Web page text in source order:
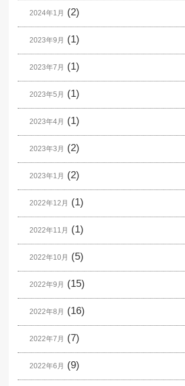
2024年1月 (2)
2023年9月 (1)
2023年7月 (1)
2023年5月 (1)
2023年4月 (1)
2023年3月 (2)
2023年1月 (2)
2022年12月 (1)
2022年11月 (1)
2022年10月 (5)
2022年9月 (15)
2022年8月 (16)
2022年7月 (7)
2022年6月 (9)